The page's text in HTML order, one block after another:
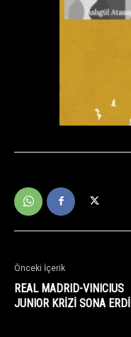
Önceki İçerik
REAL MADRID-VINICIUS
JUNIOR KRİZİ SONA ERDİ